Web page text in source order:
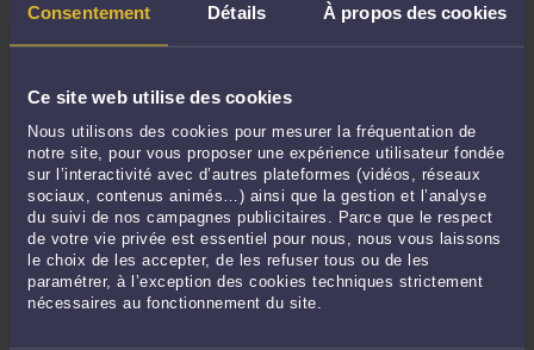
Consentement Détails À propos des cookies
Ce site web utilise des cookies
Nous utilisons des cookies pour mesurer la fréquentation de
notre site, pour vous proposer une expérience utilisateur fondée
sur l’interactivité avec d’autres plateformes (vidéos, réseaux
sociaux, contenus animés…) ainsi que la gestion et l’analyse
du suivi de nos campagnes publicitaires. Parce que le respect
de votre vie privée est essentiel pour nous, nous vous laissons
le choix de les accepter, de les refuser tous ou de les
paramétrer, à l’exception des cookies techniques strictement
nécessaires au fonctionnement du site.
La possession d'état doit être continue, paisible, publique et non équivoque
Cour de cassation - Chambre civile 1 N° de pourvoi : 22-21.515
publique du mercredi 15 janvier 2025 Décision attaquée : Cour d'appel de
Toulouse, du 26 ...Lire la suite >